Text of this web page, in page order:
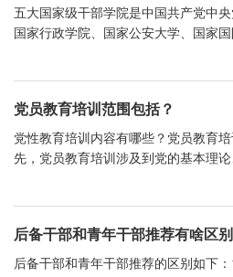
五大国家级干部学院是中国共产党中央
国家行政学院、国家公安大学、国家
和国家重要的培养干部的机构，拥有
源。中国共产党中央党校是培养党的
院则是针对高级干部提供更高层次的学
平的领导人才。国家行政学院致力于
培养具备优秀专业能力和良好素质的领
水平和执法能力。国家国防大学则是
力于培养出具备军事战略素养和领导
学院在培养和提升干部队伍方面发挥着
和建设做出了突出贡献。
党员教育培训范围包括？
党性教育培训内容有哪些？党员教育
先，党员教育培训涉及到党的基本理
括马克思主义、毛泽东思想、邓小平
学发展观等。这些理论是党员担任领
法规的学习，如党章、党纪、党规等规
及党中央有关方针政策、决策部署等
后备干部和青年干部推荐有啥区
后备干部和青年干部推荐的区别如下